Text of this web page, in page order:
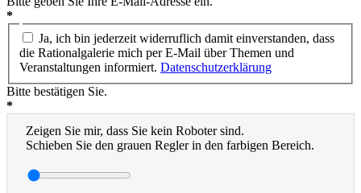
*
Ja, ich bin jederzeit widerruflich damit einverstanden, dass
die Rationalgalerie mich per E-Mail über Themen und
Veranstaltungen informiert. Datenschutzerklärung
Bitte bestätigen Sie.
*
Zeigen Sie mir, dass Sie kein Roboter sind.
Schieben Sie den grauen Regler in den farbigen Bereich.